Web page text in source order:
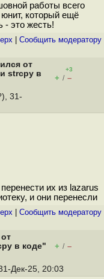
работы всего
который ещё
- это жесть!
Cообщить модератору
от
strcpy в
+3
+ / –
31-
их из lazarus
и они перенесли
Cообщить модератору
в коде"
+ / –
Дек-25, 20:03